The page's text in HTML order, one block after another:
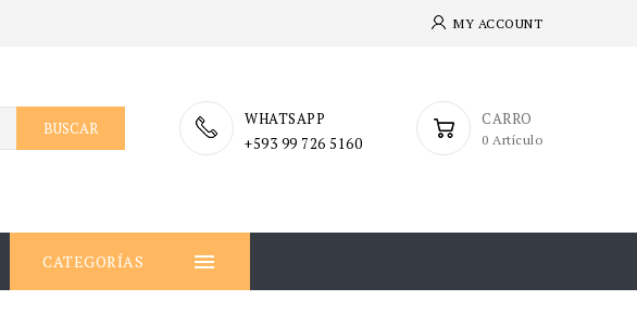
MY ACCOUNT
CARRO
0 Artículo
WHATSAPP
+593 99 726 5160
BUSCAR

CATEGORÍAS